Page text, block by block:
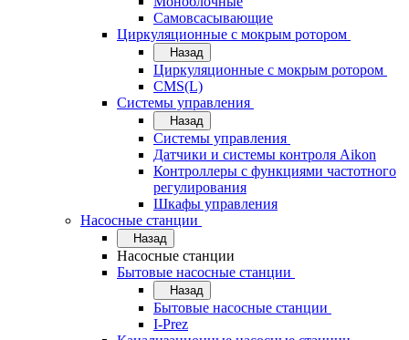
Самовсасывающие
Циркуляционные с мокрым ротором
Назад
Циркуляционные с мокрым ротором
CMS(L)
Системы управления
Назад
Системы управления
Датчики и системы контроля Aikon
Контроллеры с функциями частотного
регулирования
Шкафы управления
Насосные станции
Назад
Насосные станции
Бытовые насосные станции
Назад
Бытовые насосные станции
I-Prez